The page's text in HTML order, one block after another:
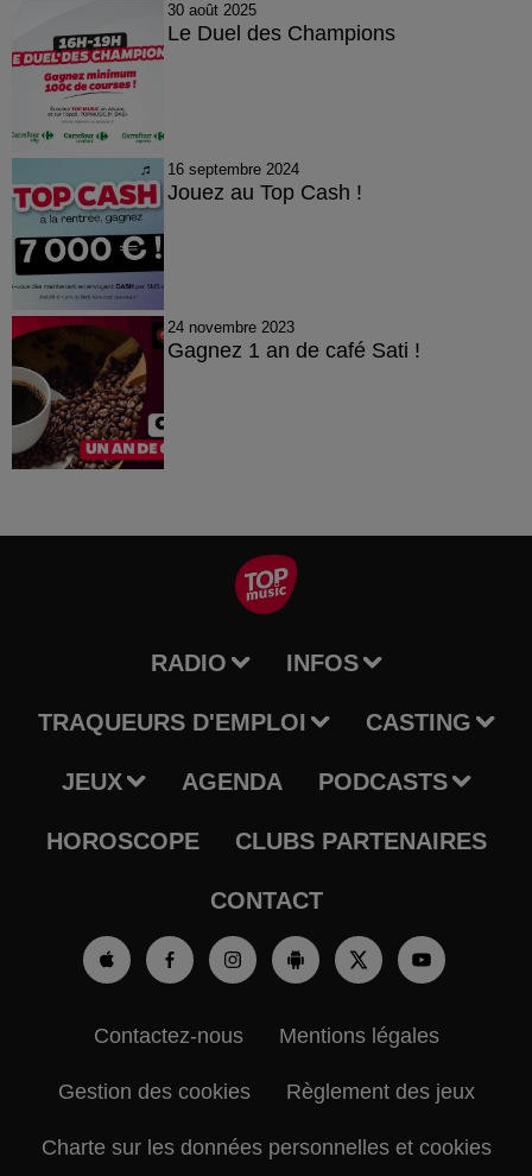
30 août 2025
Le Duel des Champions
16 septembre 2024
Jouez au Top Cash !
24 novembre 2023
Gagnez 1 an de café Sati !
RADIO INFOS
TRAQUEURS D'EMPLOI CASTING
JEUX AGENDA PODCASTS
HOROSCOPE CLUBS PARTENAIRES
CONTACT
Contactez-nous Mentions légales
Gestion des cookies Règlement des jeux
Charte sur les données personnelles et cookies